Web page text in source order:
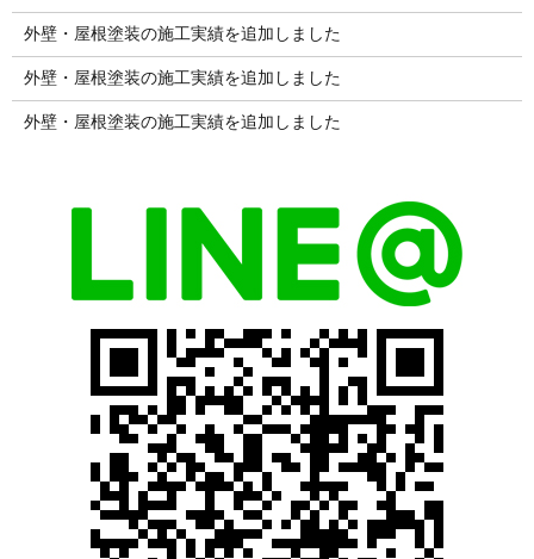
外壁・屋根塗装の施工実績を追加しました
外壁・屋根塗装の施工実績を追加しました
外壁・屋根塗装の施工実績を追加しました